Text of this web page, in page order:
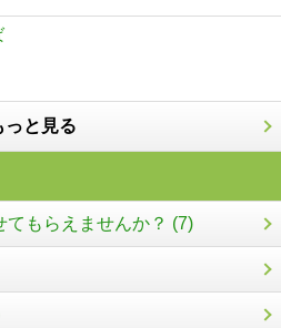
っと見る
てもらえませんか？ (7)